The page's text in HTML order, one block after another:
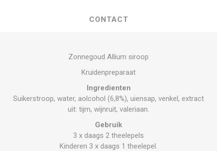
CONTACT
Zonnegoud Allium siroop
Kruidenpreparaat
Ingredienten
Suikerstroop, water, aolcohol (6,8%), uiensap, venkel, extract
uit: tijm, wijnruit, valeriaan.
Gebruik
3 x daags 2 theelepels
Kinderen 3 x daags 1 theelepel.